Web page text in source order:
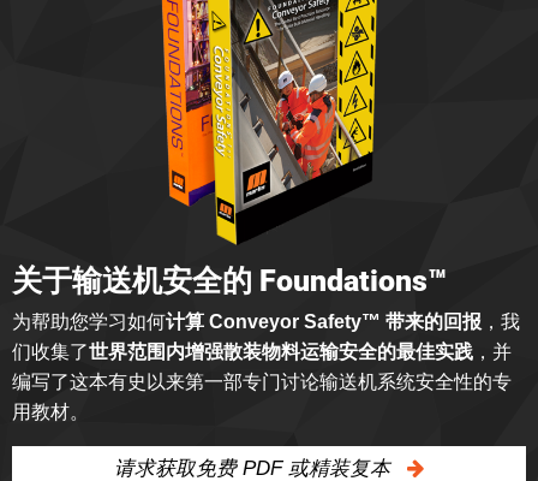
关于输送机安全的 Foundations™
为帮助您学习如何计算 Conveyor Safety™ 带来的回报 ，我
们收集了世界范围内增强散装物料运输安全的最佳实践 ，并
编写了这本有史以来第一部专门讨论输送机系统安全性的专
用教材。
请求获取免费 PDF 或精装复本